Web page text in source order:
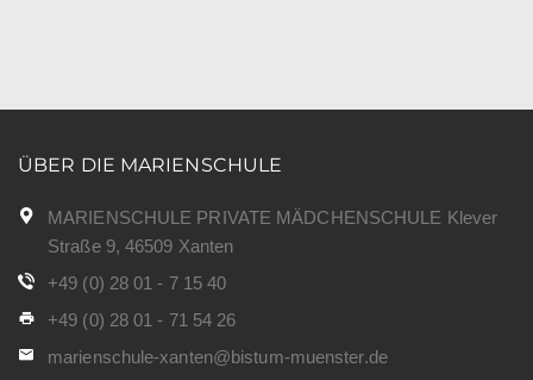
ÜBER DIE MARIENSCHULE
MARIENSCHULE PRIVATE MÄDCHENSCHULE Klever
Straße 9, 46509 Xanten
+49 (0) 28 01 - 7 15 40
+49 (0) 28 01 - 71 54 26
marienschule-xanten@bistum-muenster.de